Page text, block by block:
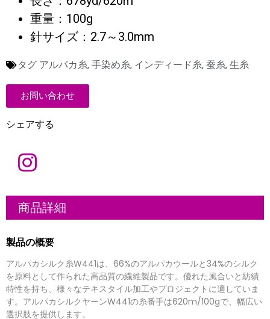
重量：100g
針サイズ：2.7～3.0mm
タグ アルパカ糸, 手染め糸, インディード糸, 蚕糸, 生糸
電
ー
メ
ッ
セ
ー
ジ
*
お問い合わせ
シェアする
商品詳細
製品の概要
アルパカシルク糸W441は、66%のアルパカウールと34%のシルク
を原料として作られた高品質の繊維製品です。優れた風合いと紡績
特性を持ち、様々なテキスタイル加工やプロジェクトに適していま
す。アルパカシルクヤーンW441の糸番手は620m/100gで、幅広い
選択肢を提供します。